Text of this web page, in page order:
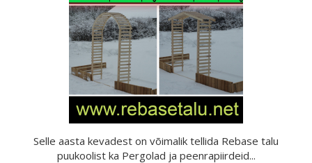
Selle aasta kevadest on võimalik tellida Rebase talu
puukoolist ka Pergolad ja peenrapiirdeid...